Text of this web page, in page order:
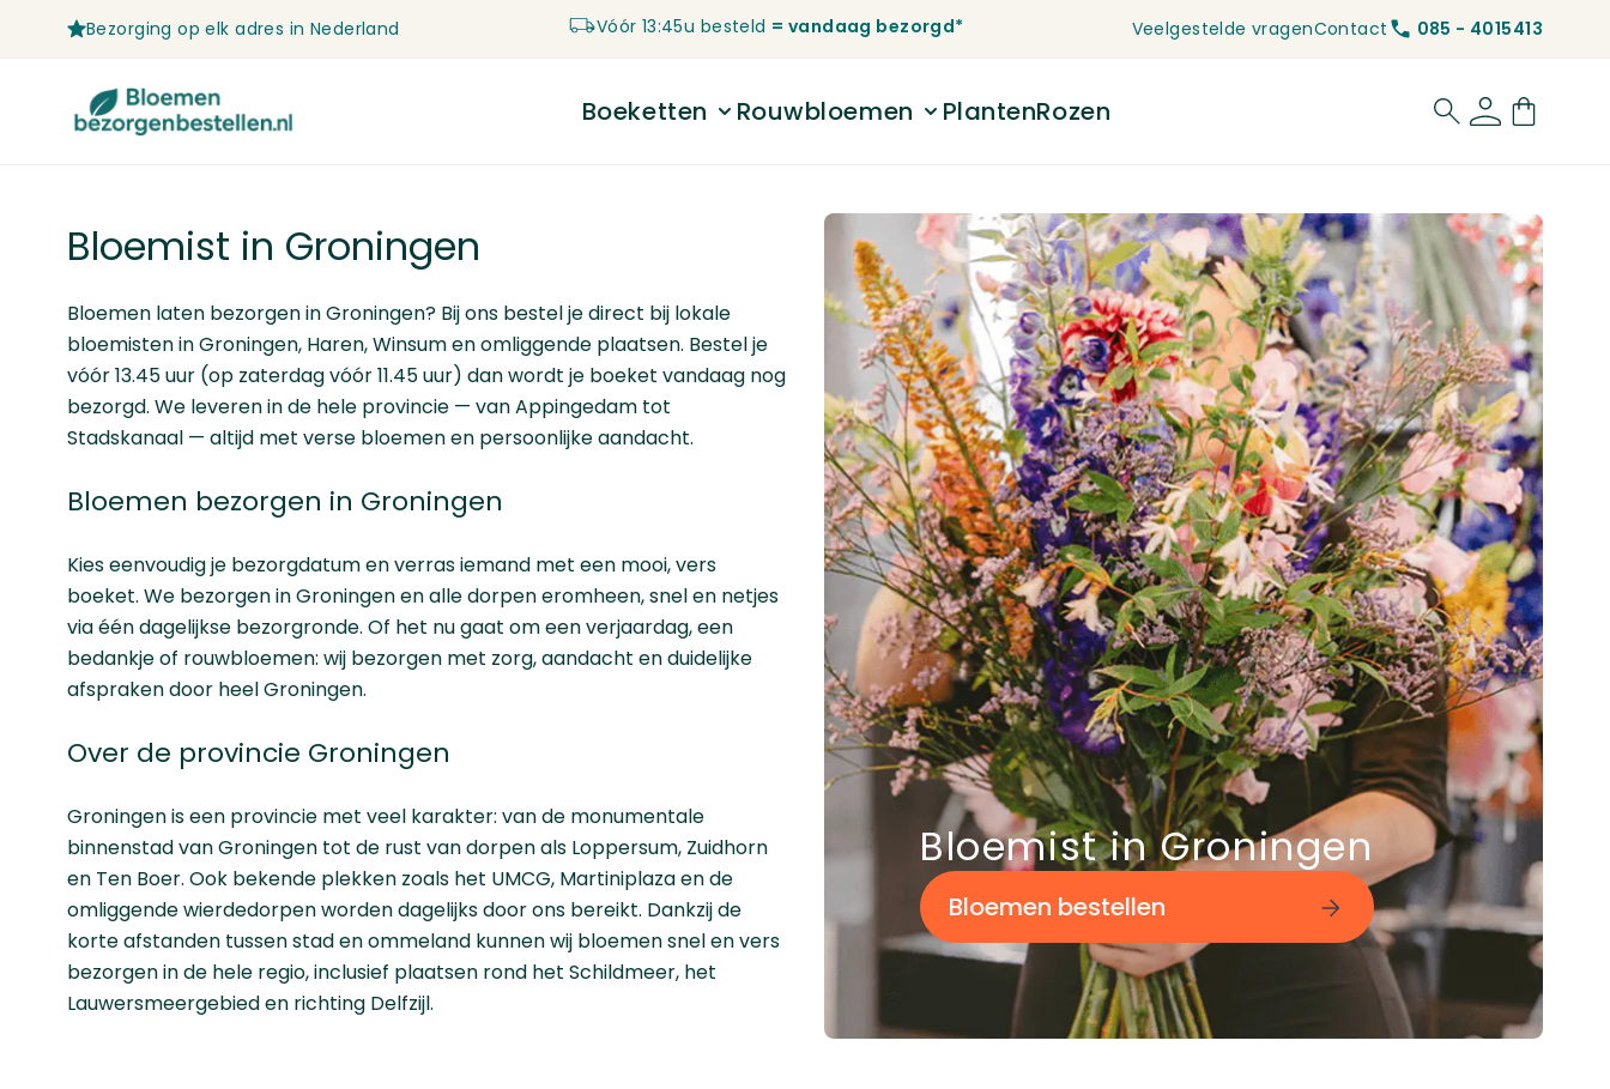
Bezorging op elk adres in Nederland Vóór 13:45u besteld = vandaag bezorgd* Veelgestelde vragenContact
085 - 4015413
Boeketten Toggle submenu for Boeketten
Rouwbloemen Toggle submenu for Rouwbloemen
PlantenRozen
Bloemist in Groningen
Bloemen laten bezorgen in Groningen? Bij ons bestel je direct bij lokale
bloemisten in Groningen, Haren, Winsum en omliggende plaatsen. Bestel je
vóór13.45 uur (op zaterdag vóór11.45 uur) dan wordt je boeket vandaag nog
bezorgd. We leveren in de hele provincie — van Appingedam tot
Stadskanaal — altijd met verse bloemen en persoonlijke aandacht.
Bloemen bezorgen in Groningen
Kies eenvoudig je bezorgdatum en verras iemand met een mooi, vers
boeket. We bezorgen in Groningen en alle dorpen eromheen, snel en netjes
via één dagelijkse bezorgronde. Of het nu gaat om een verjaardag, een
bedankje of rouwbloemen: wij bezorgen met zorg, aandacht en duidelijke
afspraken door heel Groningen.
Over de provincie Groningen
Groningen is een provincie met veel karakter: van de monumentale
binnenstad van Groningen tot de rust van dorpen als Loppersum, Zuidhorn
en Ten Boer. Ook bekende plekken zoals het UMCG, Martiniplaza en de
omliggende wierdedorpen worden dagelijks door ons bereikt. Dankzij de
korte afstanden tussen stad en ommeland kunnen wij bloemen snel en vers
bezorgen in de hele regio, inclusief plaatsen rond het Schildmeer, het
Lauwersmeergebied en richting Delfzijl.
Bloemist in Groningen
Bloemen bestellen